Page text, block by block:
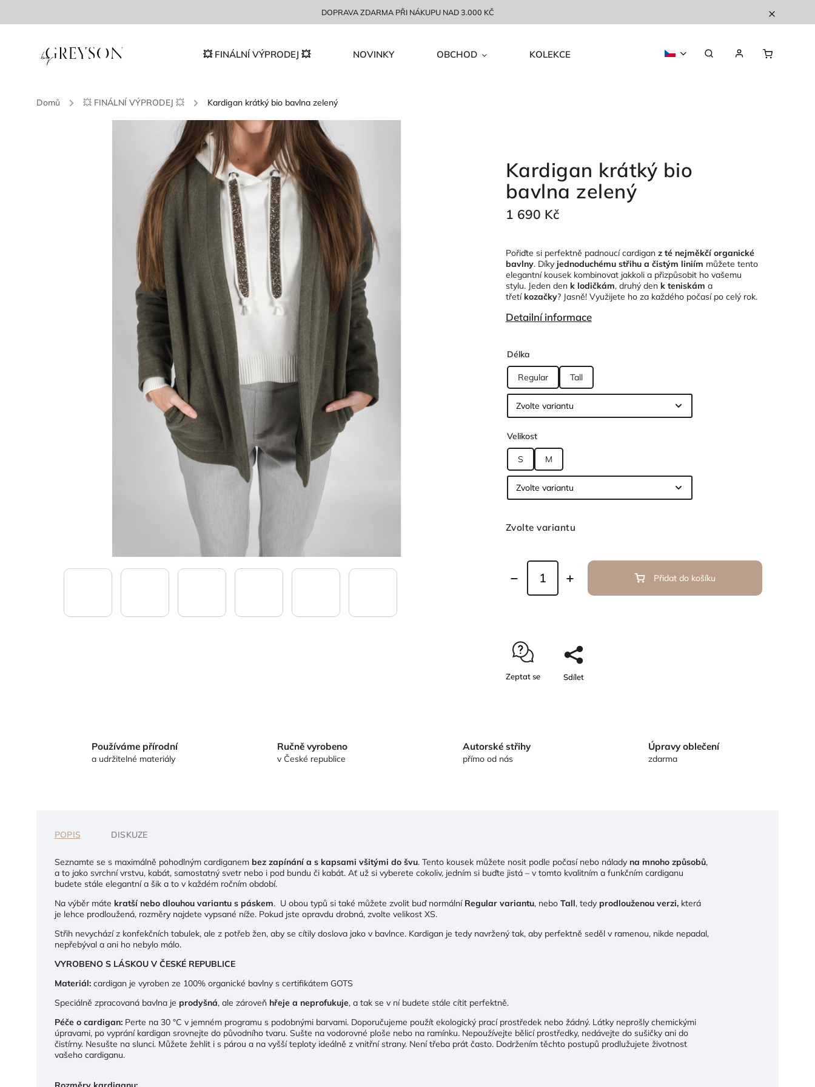
DOPRAVA ZDARMA PŘI NÁKUPU NAD 3.000 KČ
💥 FINÁLNÍ VÝPRODEJ 💥 NOVINKY OBCHOD KOLEKCE
Domů / 💥 FINÁLNÍ VÝPRODEJ 💥 / Kardigan krátký bio bavlna zelený
Kardigan krátký bio
bavlna zelený
1 690 Kč
Pořiďte si perfektně padnoucí cardigan z té nejměkčí organické
bavlny. Díky jednoduchému střihu a čistým liniím můžete tento
elegantní kousek kombinovat jakkoli a přizpůsobit ho vašemu
stylu. Jeden denk lodičkám, druhý denk teniskám a
třetí kozačky? Jasně! Využijete ho za každého počasí po celý rok.
Detailní informace
Délka
Regular Tall
Velikost
S M
Zvolte variantu
Přidat do košíku
Zeptat se Sdílet
Používáme přírodní
a udržitelné materiály
Ručně vyrobeno
v České republice
Autorské střihy
přímo od nás
Úpravy oblečení
zdarma
POPIS DISKUZE
Seznamte se s maximálně pohodlným cardiganem bez zapínání a s kapsami všitými do švu. Tento kousek můžete nosit podle počasí nebo nálady na mnoho způsobů,
a to jako svrchní vrstvu, kabát, samostatný svetr nebo i pod bundu či kabát. Ať už si vyberete cokoliv, jedním si buďte jistá – v tomto kvalitním a funkčním cardiganu
budete stále elegantní a šik a to v každém ročním období.
Na výběr máte kratší nebo dlouhou variantu s páskem. U obou typů si také můžete zvolit buď normální Regular variantu, nebo Tall, tedy prodlouženou verzi, která
je lehce prodloužená, rozměry najdete vypsané níže. Pokud jste opravdu drobná, zvolte velikost XS.
Střih nevychází z konfekčních tabulek, ale z potřeb žen, aby se cítily doslova jako v bavlnce. Kardigan je tedy navržený tak, aby perfektně seděl v ramenou, nikde nepadal,
nepřebýval a ani ho nebylo málo.
VYROBENO S LÁSKOU V ČESKÉ REPUBLICE
Materiál: cardigan je vyroben ze 100% organické bavlny s certifikátem GOTS
Speciálně zpracovaná bavlna je prodyšná, ale zároveň hřeje a neprofukuje, a tak se v ní budete stále cítit perfektně.
Péče o cardigan: Perte na 30 °C v jemném programu s podobnými barvami. Doporučujeme použít ekologický prací prostředek nebo žádný. Látky neprošly chemickými
úpravami, po vyprání kardigan srovnejte do původního tvaru. Sušte na vodorovné ploše nebo na ramínku. Nepoužívejte bělicí prostředky, nedávejte do sušičky ani do
čistírny. Nesušte na slunci. Můžete žehlit i s párou a na vyšší teploty ideálně z vnitřní strany. Není třeba prát často. Dodržením těchto postupů prodlužujete životnost
vašeho cardiganu.